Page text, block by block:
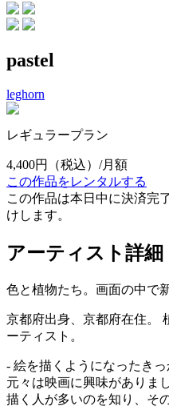
pastel
leghorn
レギュラープラン
4,400円
（税込）/月額
この作品をレンタルする
この作品は本日中に決済完
けします。
アーティスト詳細
色と植物たち。画面の中で
京都府出身、京都府在住。
ーティスト。
- 絵を描くようになったきっ
元々は映画に興味がありま
描く人が多いのを知り、そ